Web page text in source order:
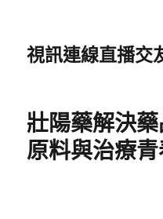
視訊連線直播交
壯陽藥解決
原料與治療